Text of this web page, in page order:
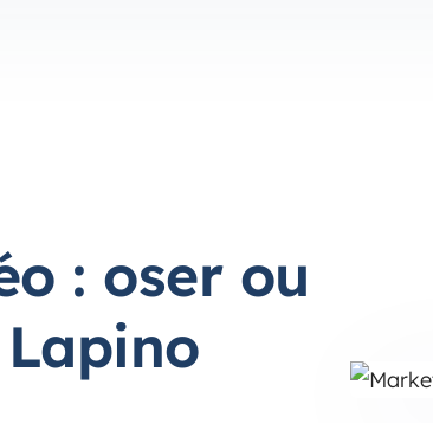
: oser ou